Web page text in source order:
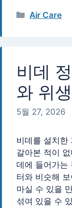
카
Air Care
비데
와 위
5월 27, 2026
비데를 설치한
갈아본 적이
데에 들어가는
터와 비슷해
마실 수 있을
섞여 있을 수